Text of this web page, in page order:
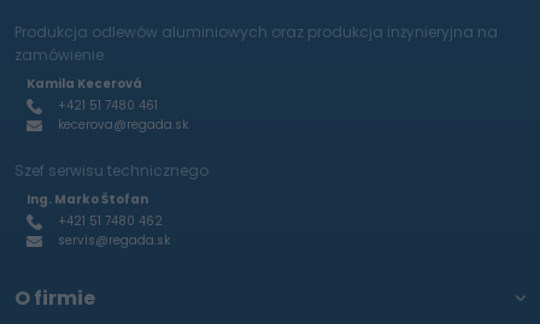
Produkcja odlewów aluminiowych oraz produkcja inżynieryjna na
zamówienie
Kamila Kecerová
+421 51 7480 461
kecerova@regada.sk
Szef serwisu technicznego
Ing. Marko Štofan
+421 51 7480 462
servis@regada.sk
O firmie